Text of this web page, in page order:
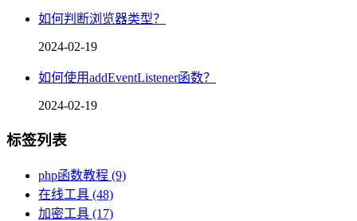
如何判断浏览器类型？
2024-02-19
如何使用addEventListener函数？
2024-02-19
标签列表
php函数教程 (9)
在线工具 (48)
加密工具 (17)